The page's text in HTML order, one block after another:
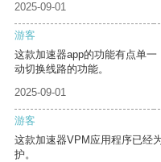
2025-09-01
游客
这款加速器app的功能有点单
动切换线路的功能。
2025-09-01
游客
这款加速器VPM应用程序已经
护。